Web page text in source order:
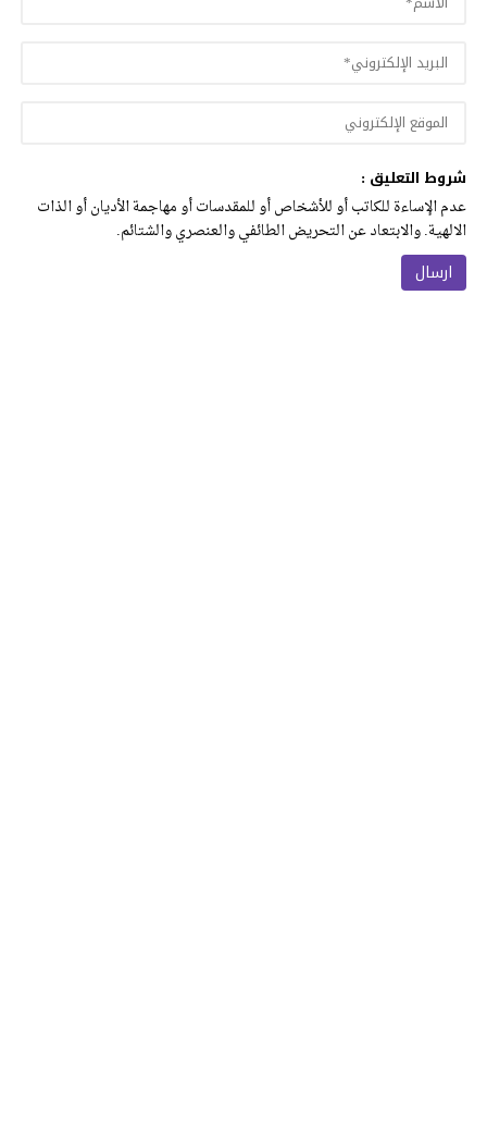
شروط التعليق :
عدم الإساءة للكاتب أو للأشخاص أو للمقدسات أو مهاجمة الأديان أو الذات
الالهية. والابتعاد عن التحريض الطائفي والعنصري والشتائم.